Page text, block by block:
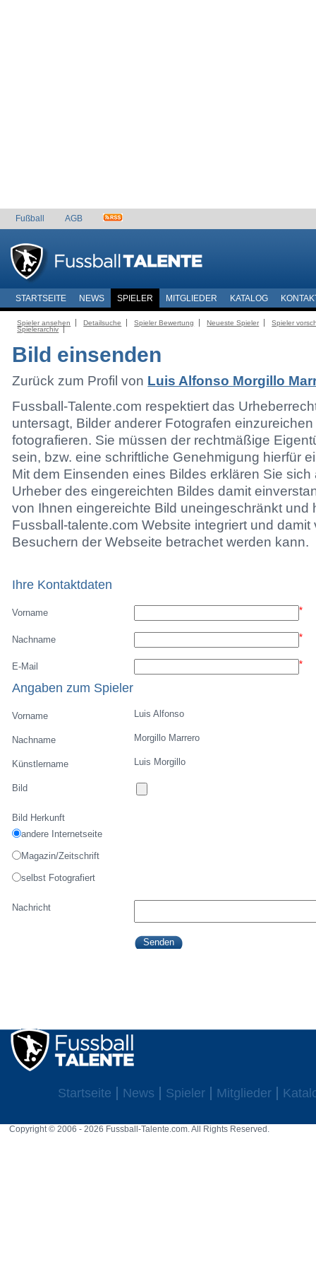
Fußball AGB
STARTSEITE NEWS SPIELER MITGLIEDER KATALOG
Spieler ansehen Detailsuche Spieler Bewertung Neueste Spieler
Spieler
Spielerarchiv
Bild einsenden
Zurück zum Profil von Luis Alfonso Morgillo
Fussball-Talente.com respektiert das
untersagt, Bilder anderer Fotografen
fotografieren. Sie müssen der rechtmäßige
sein, bzw. eine schriftliche Genehmigung hierfür
Mit dem Einsenden eines Bildes erklären Sie
Urheber des eingereichten Bildes damit
von Ihnen eingereichte Bild uneingeschränkt und
Fussball-talente.com Website integriert und damit
Besuchern der Webseite betrachet werden kann.
Ihre Kontaktdaten
Vorname *
Nachname *
E-Mail *
Angaben zum Spieler
Vorname Luis Alfonso
Nachname Morgillo Marrero
Künstlername Luis Morgillo
Bild
Bild Herkunft
andere Internetseite
Magazin/Zeitschrift
selbst Fotografiert
Nachricht
Startseite News Spieler Mitglieder
Copyright © 2006 - 2026 Fussball-Talente.com. All Rights Reserved.